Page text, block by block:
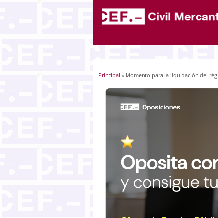
Usted está aquí
Principal » Momento para la liquidación del